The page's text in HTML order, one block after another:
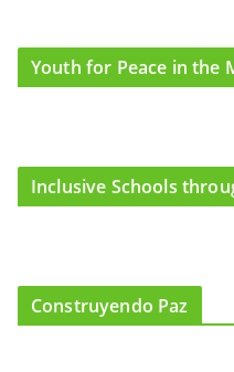
Youth for Peace in the
Inclusive Schools
Construyendo Paz